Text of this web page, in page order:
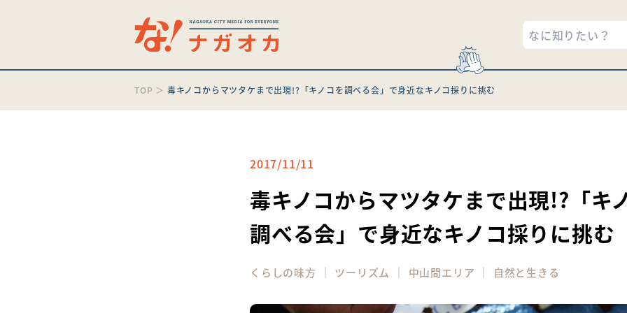
TOP ＞ 毒キノコからマツタケまで出現!?「キノコを調べる会」で身近なキノコ採りに挑む
2017/11/11
毒キノコからマツタケまで出現!?「キ
調べる会」で身近なキノコ採りに挑む
くらしの味方 ｜ ツーリズム ｜ 中山間エリア ｜ 自然と生きる